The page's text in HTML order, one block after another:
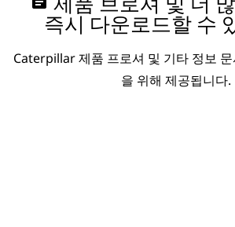
즉시 다운로드할 수
Caterpillar 제품 프로셔 및 기타 정보
을 위해 제공됩니다.